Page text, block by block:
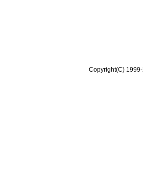
Copyright(C)